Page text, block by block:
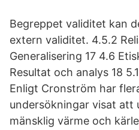
Begreppet validitet kan
extern validitet. 4.5.2
Generalisering 17 4.6
Resultat och analys 18
Enligt Cronström har
undersökningar visat att
mänsklig värme och